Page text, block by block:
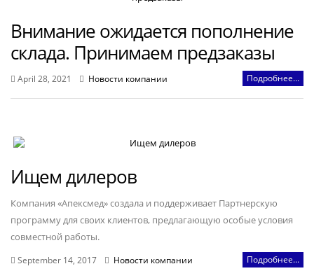
Внимание ожидается пополнение
склада. Принимаем предзаказы
April 28, 2021 Новости компании Подробнее...
Ищем дилеров
Компания «Апексмед» создала и поддерживает Партнерскую
программу для своих клиентов, предлагающую особые условия
совместной работы.
September 14, 2017 Новости компании Подробнее...